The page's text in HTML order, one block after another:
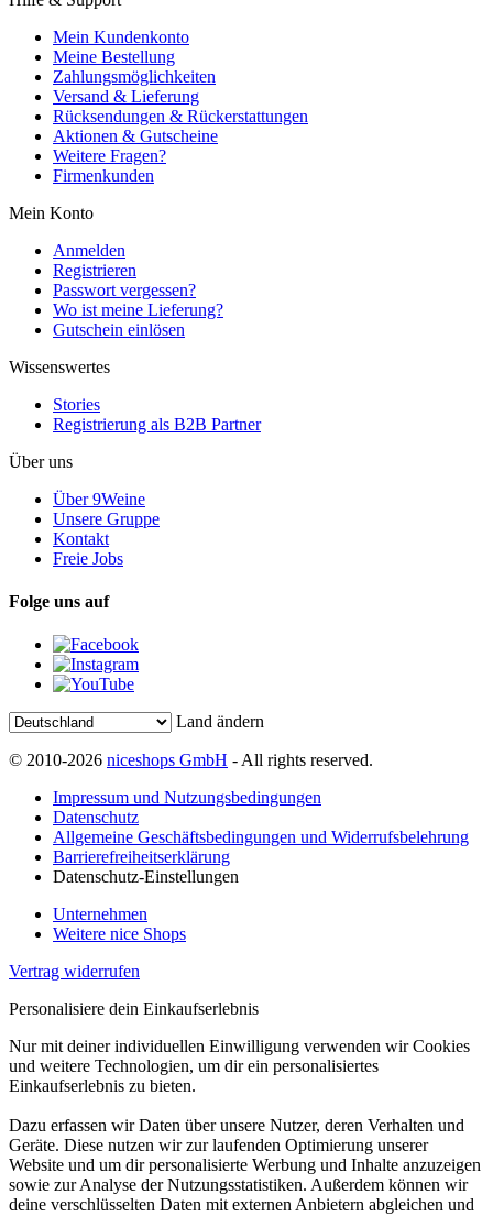
Mein Kundenkonto
Meine Bestellung
Zahlungsmöglichkeiten
Versand & Lieferung
Rücksendungen & Rückerstattungen
Aktionen & Gutscheine
Weitere Fragen?
Firmenkunden
Mein Konto
Anmelden
Registrieren
Passwort vergessen?
Wo ist meine Lieferung?
Gutschein einlösen
Wissenswertes
Stories
Registrierung als B2B Partner
Über uns
Über 9Weine
Unsere Gruppe
Kontakt
Freie Jobs
Folge uns auf
Land ändern
© 2010-2026 niceshops GmbH - All rights reserved.
Impressum und Nutzungsbedingungen
Datenschutz
Allgemeine Geschäftsbedingungen und Widerrufsbelehrung
Barrierefreiheitserklärung
Datenschutz-Einstellungen
Unternehmen
Weitere nice Shops
Vertrag widerrufen
Personalisiere dein Einkaufserlebnis
Nur mit deiner individuellen Einwilligung verwenden wir Cookies
und weitere Technologien, um dir ein personalisiertes
Einkaufserlebnis zu bieten.
Dazu erfassen wir Daten über unsere Nutzer, deren Verhalten und
Geräte. Diese nutzen wir zur laufenden Optimierung unserer
Website und um dir personalisierte Werbung und Inhalte anzuzeigen
sowie zur Analyse der Nutzungsstatistiken. Außerdem können wir
deine verschlüsselten Daten mit externen Anbietern abgleichen und